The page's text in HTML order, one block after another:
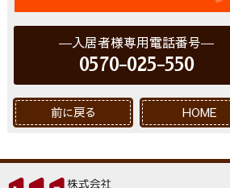
入居者様専用電話番号
0570-025-550
前に戻る HOME